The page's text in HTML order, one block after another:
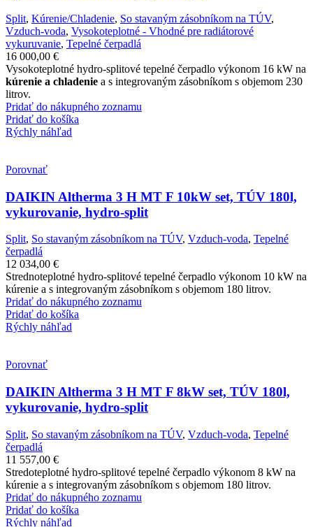
Split, Kúrenie/Chladenie, So stavaným zásobníkom na TÚV,
Vzduch-voda, Vysokoteplotné - Vhodné pre radiátorové
vykuruvanie, Tepelné čerpadlá
16 000,00 €
Vysokoteplotné hydro-splitové tepelné čerpadlo výkonom 16 kW na
kúrenie a chladenie a s integrovaným zásobníkom s objemom 230
litrov.
Pridať do nákupného zoznamu
Pridať do košíka
Rýchly náhľad
Porovnať
DAIKIN Altherma 3 H MT F 10kW set, TÚV 180l,
vykurovanie, hydro-split
Split, So stavaným zásobníkom na TÚV, Vzduch-voda, Tepelné
čerpadlá
12 034,00 €
Strednoteplotné hydro-splitové tepelné čerpadlo výkonom 10 kW na
kúrenie a s integrovaným zásobníkom s objemom 180 litrov.
Pridať do nákupného zoznamu
Pridať do košíka
Rýchly náhľad
Porovnať
DAIKIN Altherma 3 H MT F 8kW set, TÚV 180l,
vykurovanie, hydro-split
Split, So stavaným zásobníkom na TÚV, Vzduch-voda, Tepelné
čerpadlá
11 557,00 €
Stredoteplotné hydro-splitové tepelné čerpadlo výkonom 8 kW na
kúrenie a s integrovaným zásobníkom s objemom 180 litrov.
Pridať do nákupného zoznamu
Pridať do košíka
Rýchly náhľad